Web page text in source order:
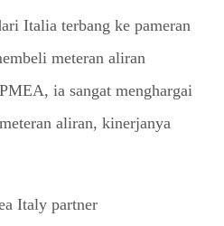
Italia terbang ke pameran
meteran aliran
ia sangat menghargai
aliran, kinerjanya